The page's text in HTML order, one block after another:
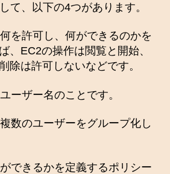
て、以下の4つがあります。
を許可し、何ができるのかを
、EC2の操作は閲覧と開始、
除は許可しないなどです。
ーザー名のことです。
数のユーザーをグループ化し
できるかを定義するポリシー